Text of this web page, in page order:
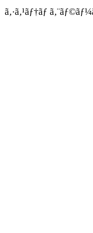
ã‚·ã‚¹ãƒ†ãƒ